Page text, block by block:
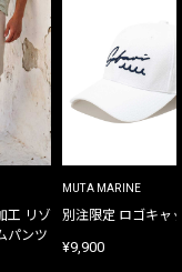
工 リゾ
パンツ
MUTA MARINE
別注限定 ロゴキャ
¥9,900